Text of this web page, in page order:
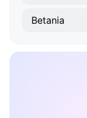
Betania